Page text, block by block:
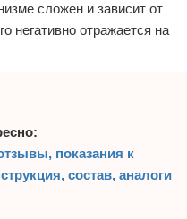
сложен и зависит от
негативно отражается на
показания к
состав, аналоги